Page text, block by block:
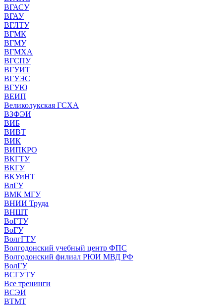
ВГАСУ
ВГАУ
ВГЛТУ
ВГМК
ВГМУ
ВГМХА
ВГСПУ
ВГУИТ
ВГУЭС
ВГУЮ
ВЕИП
Великолукская ГСХА
ВЗФЭИ
ВИБ
ВИВТ
ВИК
ВИПКРО
ВКГТУ
ВКГУ
ВКУиНТ
ВлГУ
ВМК МГУ
ВНИИ Труда
ВНШТ
ВоГТУ
ВоГУ
ВолгГТУ
Волгодонский учебный центр ФПС
Волгодонский филиал РЮИ МВД РФ
ВолГУ
ВСГУТУ
Все тренинги
ВСЭИ
ВТМТ